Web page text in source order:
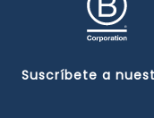
Suscríbete a